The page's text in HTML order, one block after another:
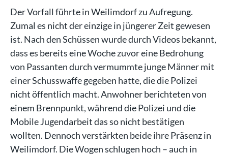
Der Vorfall führte in Weilimdorf zu Aufregung.
Zumal es nicht der einzige in jüngerer Zeit gewesen
ist. Nach den Schüssen wurde durch Videos bekannt,
dass es bereits eine Woche zuvor eine Bedrohung
von Passanten durch vermummte junge Männer mit
einer Schusswaffe gegeben hatte, die die Polizei
nicht öffentlich macht. Anwohner berichteten von
einem Brennpunkt, während die Polizei und die
Mobile Jugendarbeit das so nicht bestätigen
wollten. Dennoch verstärkten beide ihre Präsenz in
Weilimdorf. Die Wogen schlugen hoch – auch in